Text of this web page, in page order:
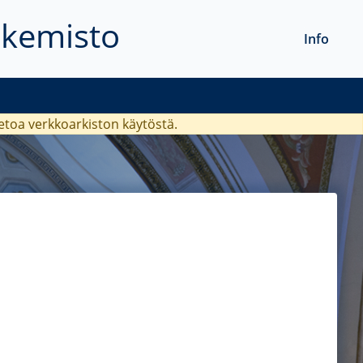
Info
verkkoarkiston käytöstä.